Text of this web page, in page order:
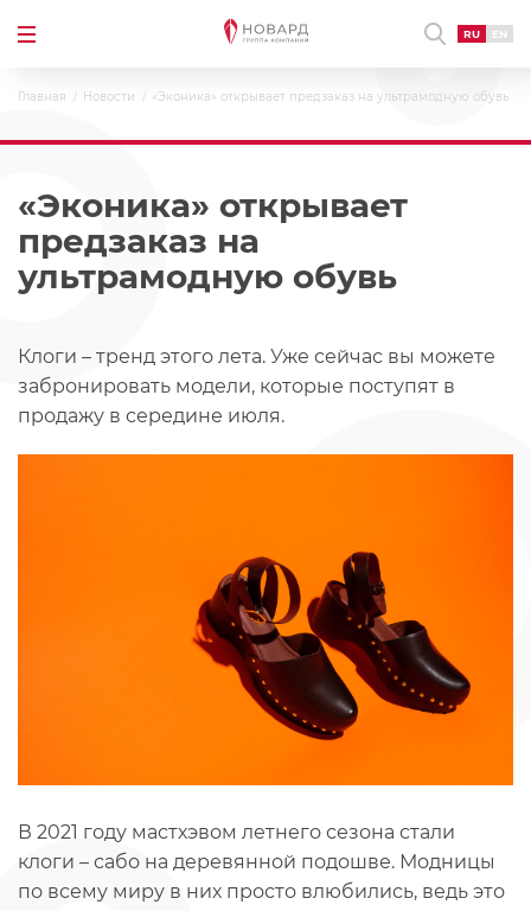
RU EN
Главная Новости «Эконика» открывает предзаказ на ультрамодную обувь
«Эконика» открывает
предзаказ на
ультрамодную обувь
Клоги – тренд этого лета. Уже сейчас вы можете
забронировать модели, которые поступят в
продажу в середине июля.
В 2021 году мастхэвом летнего сезона стали
клоги – сабо на деревянной подошве. Модницы
по всему миру в них просто влюбились, ведь это